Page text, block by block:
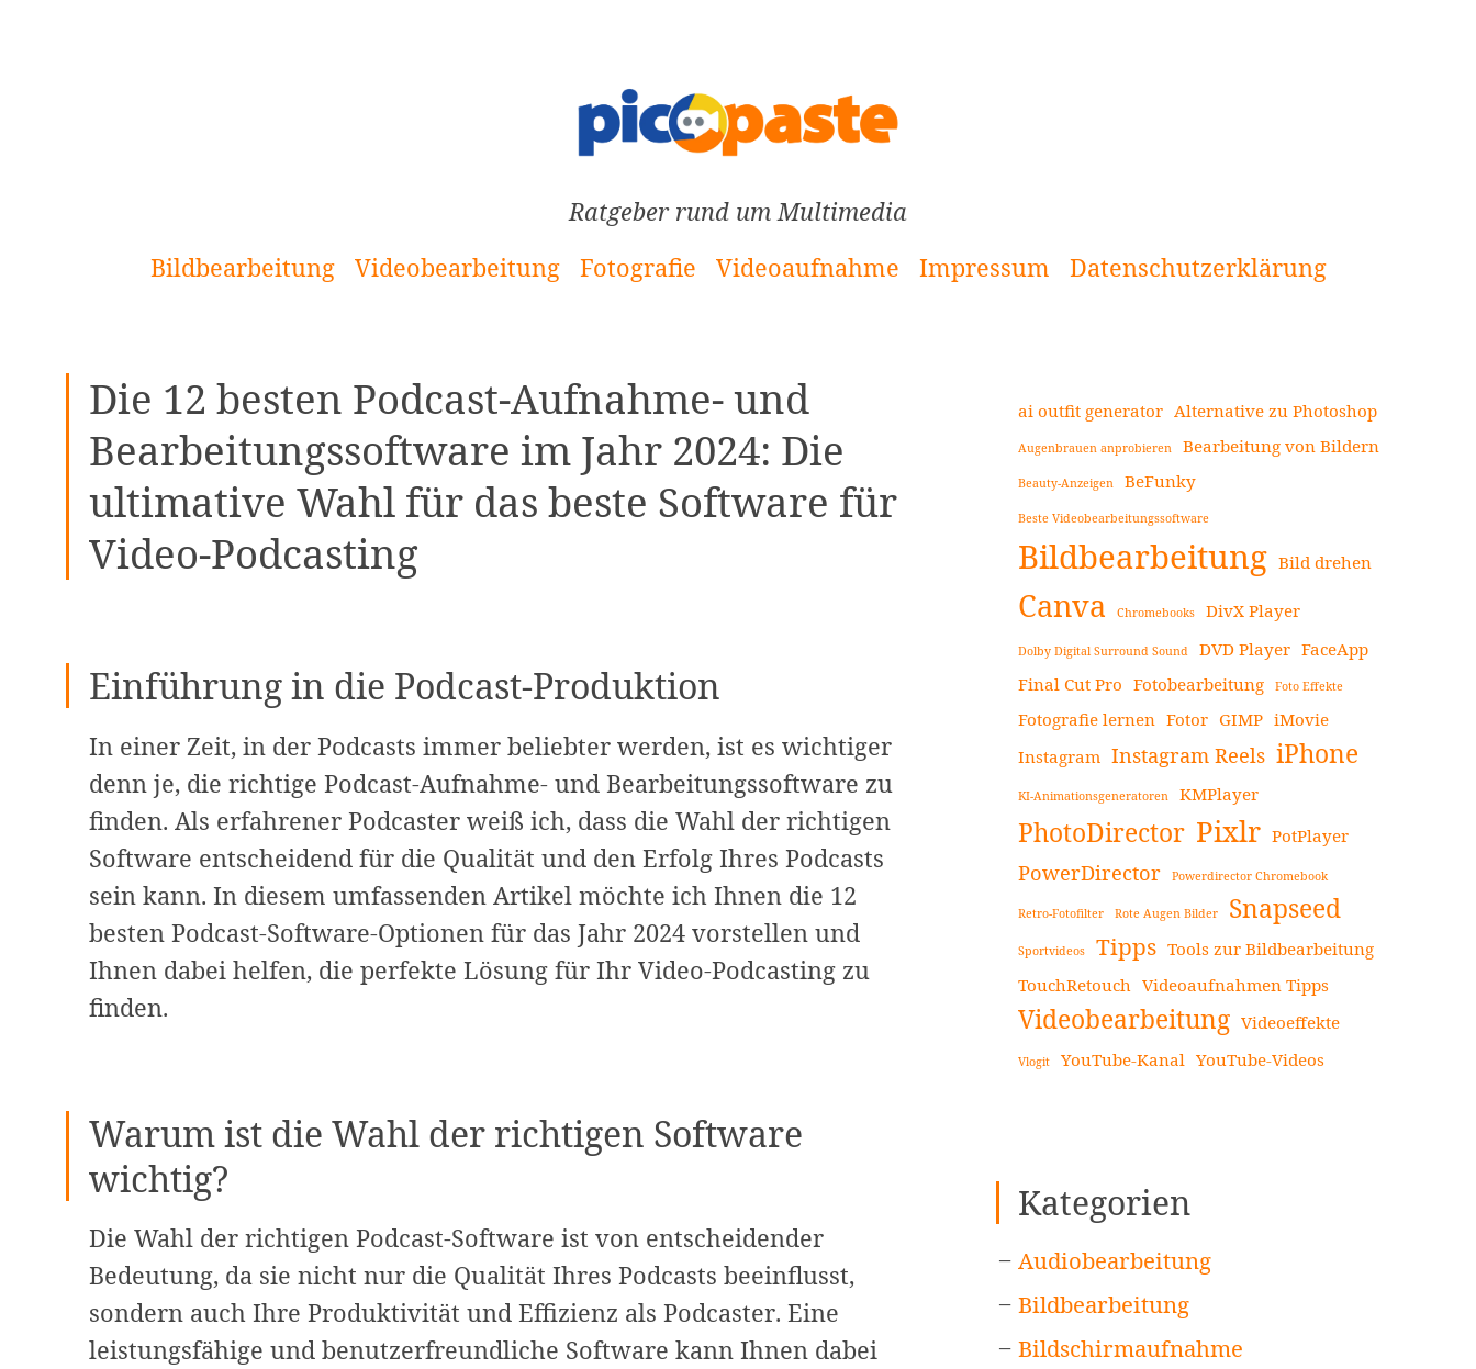
Ratgeber rund um Multimedia
Bildbearbeitung
Videobearbeitung Fotografie Videoaufnahme Impressum Datenschutzerklärung
Die 12 besten Podcast-Aufnahme- und
Bearbeitungssoftware im Jahr 2024: Die
ultimative Wahl für das beste Software für
Video-Podcasting
Einführung in die Podcast-Produktion
In einer Zeit, in der Podcasts immer beliebter werden, ist es wichtiger
denn je, die richtige Podcast-Aufnahme- und Bearbeitungssoftware zu
finden. Als erfahrener Podcaster weiß ich, dass die Wahl der richtigen
Software entscheidend für die Qualität und den Erfolg Ihres Podcasts
sein kann. In diesem umfassenden Artikel möchte ich Ihnen die 12
besten Podcast-Software-Optionen für das Jahr 2024 vorstellen und
Ihnen dabei helfen, die perfekte Lösung für Ihr Video-Podcasting zu
finden.
Warum ist die Wahl der richtigen Software
wichtig?
Die Wahl der richtigen Podcast-Software ist von entscheidender
Bedeutung, da sie nicht nur die Qualität Ihres Podcasts beeinflusst,
sondern auch Ihre Produktivität und Effizienz als Podcaster. Eine
leistungsfähige und benutzerfreundliche Software kann Ihnen dabei
Seitenleiste
ai outfit generator Alternative zu Photoshop
Augenbrauen anprobieren Bearbeitung von Bildern
Beauty-Anzeigen BeFunky
Beste Videobearbeitungssoftware
Bildbearbeitung Bild drehen
Canva Chromebooks DivX Player
Dolby Digital Surround Sound DVD Player FaceApp
Final Cut Pro Fotobearbeitung Foto Effekte
Fotografie lernen Fotor GIMP iMovie
Instagram Instagram Reels iPhone
KI-Animationsgeneratoren KMPlayer
PhotoDirector Pixlr PotPlayer
PowerDirector Powerdirector Chromebook
Retro-Fotofilter Rote Augen Bilder Snapseed
Sportvideos Tipps Tools zur Bildbearbeitung
TouchRetouch
Videoaufnahmen Tipps
Videobearbeitung Videoeffekte
Vlogit YouTube-Kanal YouTube-Videos
Kategorien
Audiobearbeitung
Bildbearbeitung
Bildschirmaufnahme